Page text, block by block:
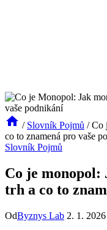
/ Slovník Pojmů / Co
co to znamená pro vaše
Slovník Pojmů
Co je monopol:
trh a co to
OdByznys Lab 2. 1. 2026